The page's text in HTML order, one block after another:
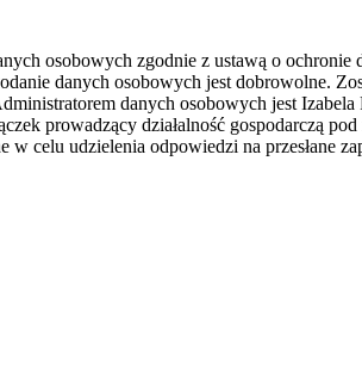
osobowych zgodnie z ustawą o
danych osobowych jest dobrowolne.
danych osobowych jest
prowadzący działalność gospodarczą
celu udzielenia odpowiedzi na przesłane